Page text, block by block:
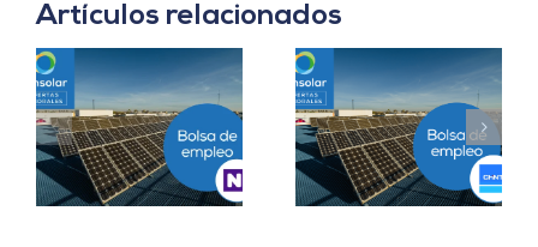
Artículos relacionados
Project Manager en
Madrid
Prácticas
Departamento
Ingeniería B2B en
Sevilla